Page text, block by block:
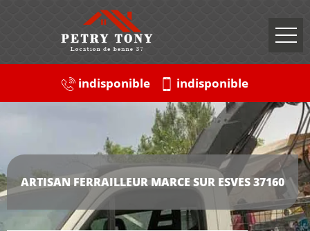
indisponible indisponible
ARTISAN FERRAILLEUR MARCE SUR ESVES 37160